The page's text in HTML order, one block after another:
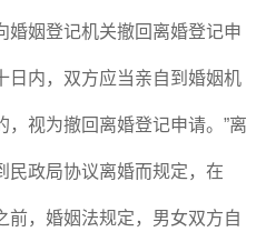
婚姻登记机关撤回离婚登记申
日内，双方应当亲自到婚姻机
视为撤回离婚登记申请。”离
民政局协议离婚而规定，在
前，婚姻法规定，男女双方自